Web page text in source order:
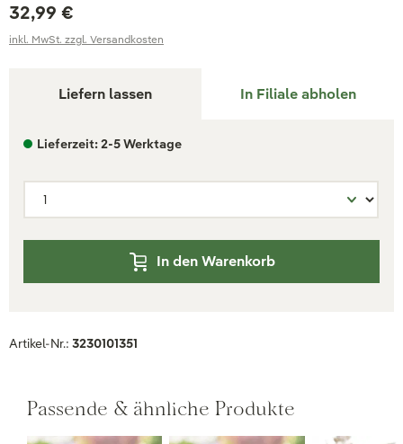
32,99 €
inkl. MwSt. zzgl. Versandkosten
Liefern lassen In Filiale abholen
Lieferzeit: 2-5 Werktage
In den Warenkorb
Artikel-Nr.: 3230101351
Passende & ähnliche Produkte